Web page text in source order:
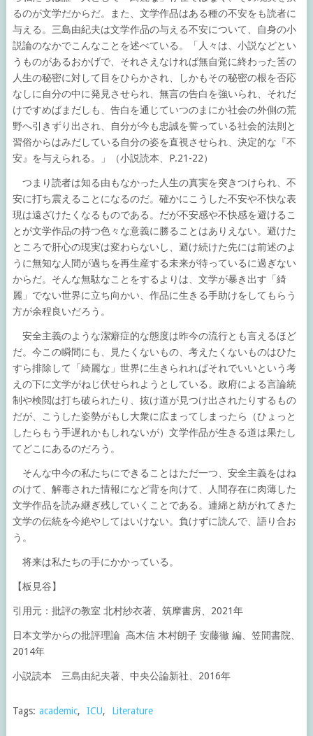
るのが文学だからだ。また、文学作品はある種の不安をも読者に
与える。三島由紀夫は文学作品の与える不安について、自身の小
説論のなかでこんなことを述べている。「人々は、小説などとい
うものがあるおかげで、それさえなければ無自覚に終わった筈の
人生の秘密に対して目をひらかされ、しかもその秘密の根を否応
なしに自分の中に発見させられ、無言の告白を強いられ、それだ
けですめばまだしも、告白を通じていつのまにか社会の外側の荒
野へ引きずり出され、自分が今も忠誠を誓っている社会的法則と
習俗からはみだしている自分の姿を直視させられ、決定的な『不
安』を与えられる。」（小説読本、P.21-22）
つまり読者は知る由もなかった人生の真実を突きつけられ、不
安に打ち震えることになるのだ。確かにこうした不安や不快な表
現は遠ざけたくなるものである。だが不安感や不快感を避けるこ
とが文学作品の持つ色々な意義に勝ることはありえない。避けた
ところで肝心の現実は変わらないし、避け続けた先には前述のよ
うに無知な人間が過ちを再生産する未来が待っているに過ぎない
からだ。そんな無駄なことをするよりは、文学が暴き出す「綺
麗」でない世界に立ち向かい、作品に生きる手助けをしてもらう
方が余程良いだろう。
安全主義のような潔癖症的な態度は昨今の流行とも言えるほど
だ。今この瞬間にも、見たくないもの、考えたくないものはひた
すら排除して「綺麗な」世界に生きられればそれでいいという考
えの下に文学がねじ伏せられようとしている。政府による言論統
制や検閲は打ち破られたり、抜け道が見つけ出されたりするもの
だが、こうした姿勢がもし大衆に広まってしまったら（ひょっと
したらもう手遅れかもしれないが）文学作品が生きる道は果たし
てどこにあるのだろう。
そんな中今の私たちにできることはただ一つ、安全主義をはね
のけて、解毒された情報になど背を向けて、人間存在に肉薄した
文学作品を読み継ぎ残していくことである。連綿と紡がれてきた
文学の伝統を今絶やしてはいけない。負けずに読んで、語り合お
う。
将来は私たちの手にかかっている。
【板見谷】
引用元：批評の教室 北村紗衣著、筑摩書房、2021年
日本文学からの批評理論 高木信 木村朗子 安藤徹 編、笠間書院、
2014年
小説読本 三島由紀夫著、中央公論新社、2016年
Tags: academic, ICU, Literature